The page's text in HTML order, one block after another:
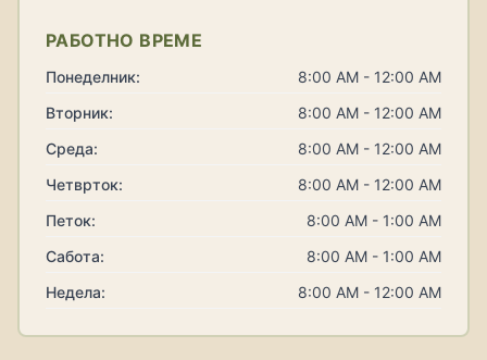
РАБОТНО ВРЕМЕ
Понеделник:
8:00 AM - 12:00 AM
Вторник:
8:00 AM - 12:00 AM
Среда:
8:00 AM - 12:00 AM
Четврток:
8:00 AM - 12:00 AM
Петок:
8:00 AM - 1:00 AM
Сабота:
8:00 AM - 1:00 AM
Недела:
8:00 AM - 12:00 AM